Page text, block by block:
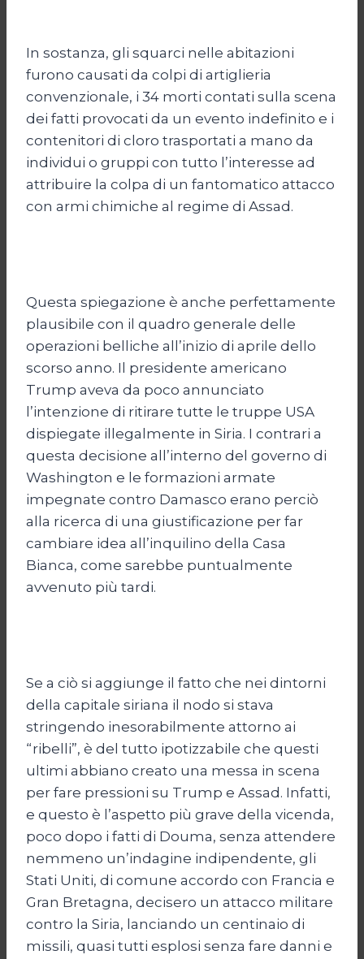
In sostanza, gli squarci nelle abitazioni
furono causati da colpi di artiglieria
convenzionale, i 34 morti contati sulla scena
dei fatti provocati da un evento indefinito e i
contenitori di cloro trasportati a mano da
individui o gruppi con tutto l’interesse ad
attribuire la colpa di un fantomatico attacco
con armi chimiche al regime di Assad.
Questa spiegazione è anche perfettamente
plausibile con il quadro generale delle
operazioni belliche all’inizio di aprile dello
scorso anno. Il presidente americano
Trump aveva da poco annunciato
l’intenzione di ritirare tutte le truppe USA
dispiegate illegalmente in Siria. I contrari a
questa decisione all’interno del governo di
Washington e le formazioni armate
impegnate contro Damasco erano perciò
alla ricerca di una giustificazione per far
cambiare idea all’inquilino della Casa
Bianca, come sarebbe puntualmente
avvenuto più tardi.
Se a ciò si aggiunge il fatto che nei dintorni
della capitale siriana il nodo si stava
stringendo inesorabilmente attorno ai
“ribelli”, è del tutto ipotizzabile che questi
ultimi abbiano creato una messa in scena
per fare pressioni su Trump e Assad. Infatti,
e questo è l’aspetto più grave della vicenda,
poco dopo i fatti di Douma, senza attendere
nemmeno un’indagine indipendente, gli
Stati Uniti, di comune accordo con Francia e
Gran Bretagna, decisero un attacco militare
contro la Siria, lanciando un centinaio di
missili, quasi tutti esplosi senza fare danni e